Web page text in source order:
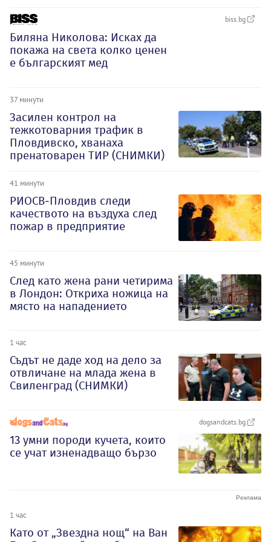
biss.bg
Биляна Николова: Исках да
покажа на света колко ценен
е българският мед
37 минути
Засилен контрол на
тежкотоварния трафик в
Пловдивско, хванаха
пренатоварен ТИР (СНИМКИ)
41 минути
РИОСВ-Пловдив следи
качеството на въздуха след
пожар в предприятие
45 минути
След като жена рани четирима
в Лондон: Откриха ножица на
място на нападението
1 час
Съдът не даде ход на дело за
отвличане на млада жена в
Свиленград (СНИМКИ)
dogsandcats.bg
13 умни породи кучета, които
се учат изненадващо бързо
1 час
Като от „Звездна нощ“ на Ван